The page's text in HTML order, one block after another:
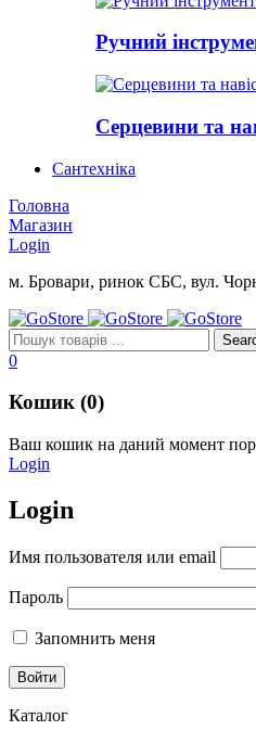
Ручний
Серцевини та
Сантехніка
Головна
Магазин
Login
м. Бровари, ринок СБС, вул.
0
Кошик (0)
Ваш кошик на даний момент
Login
Login
Имя пользователя или email
Пароль
Запомнить меня
Каталог